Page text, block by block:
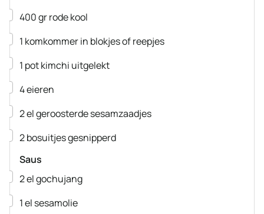
▢
400grrode kool
▢
1 komkommerin blokjes of reepjes
▢
1 potkimchi uitgelekt
▢
4eieren
▢
2elgeroosterde sesamzaadjes
▢
2bosuitjesgesnipperd
Saus
▢
2elgochujang
▢
1el sesamolie